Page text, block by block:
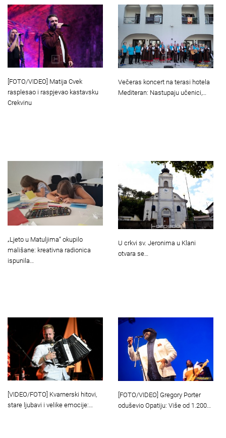
[FOTO/VIDEO] Matija Cvek
rasplesao i raspjevao kastavsku
Crekvinu
Večeras koncert na terasi hotela
Mediteran: Nastupaju učenici,…
„Ljeto u Matuljima“ okupilo
mališane: kreativna radionica
ispunila…
U crkvi sv. Jeronima u Klani
otvara se…
[VIDEO/FOTO] Kvarnerski hitovi,
stare ljubavi i velike emocije:…
[FOTO/VIDEO] Gregory Porter
oduševio Opatiju: Više od 1.200…